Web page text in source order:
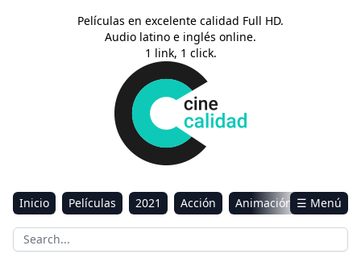
Películas en excelente calidad Full HD.
Audio latino e inglés online.
1 link, 1 click.
Inicio Películas 2021 Acción
Animación
Aventura
Ciencia ficción Comedia
Drama
☰ Menú